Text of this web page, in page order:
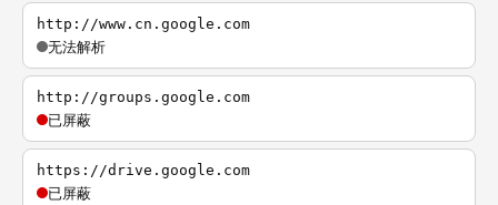
http://www.cn.google.com
无法解析
http://groups.google.com
已屏蔽
https://drive.google.com
已屏蔽